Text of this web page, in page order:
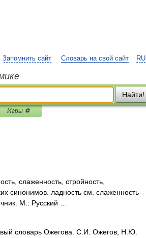
RU
Запомнить сайт Словарь на свой сайт
Найти!
Игры ⚽
слаженность, стройность,
синонимов. ладность см. слаженность
М.: Русский …
словарь Ожегова. С.И. Ожегов, Н.Ю.